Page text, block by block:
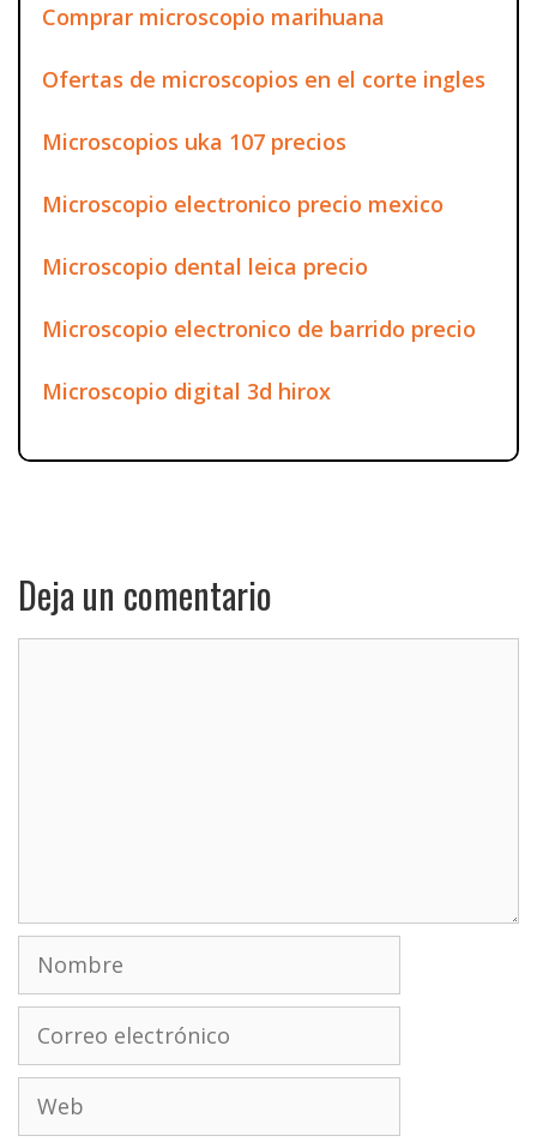
Comprar microscopio marihuana
Ofertas de microscopios en el corte ingles
Microscopios uka 107 precios
Microscopio electronico precio mexico
Microscopio dental leica precio
Microscopio electronico de barrido precio
Microscopio digital 3d hirox
Deja un comentario
Nombre
electrónico